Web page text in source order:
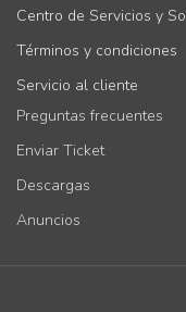
Centro de Servicios y
Términos y condiciones
Servicio al cliente
Preguntas frecuentes
Enviar Ticket
Descargas